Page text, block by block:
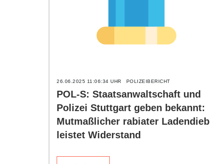
26.06.2025 11:06:34 UHR POLIZEIBERICHT
POL-S: Staatsanwaltschaft und
Polizei Stuttgart geben bekannt:
Mutmaßlicher rabiater Ladendieb
leistet Widerstand